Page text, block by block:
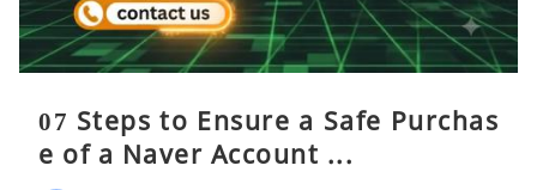
07 Steps to Ensure a Safe Purchas
e of a Naver Account ...